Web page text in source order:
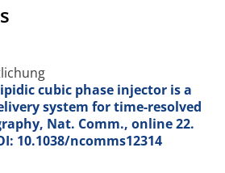
cubic phase injector is a
system for time-resolved
Nat. Comm., online 22.
10.1038/ncomms12314